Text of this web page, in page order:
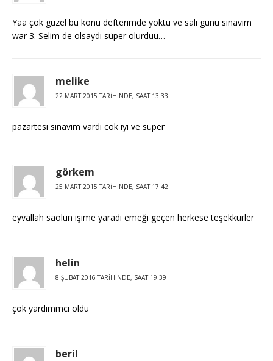
Yaa çok güzel bu konu defterimde yoktu ve salı günü sınavım
war 3. Selim de olsaydı süper olurduu…
melike
22 MART 2015 TARIHINDE, SAAT 13:33
pazartesi sınavım vardı cok iyi ve süper
görkem
25 MART 2015 TARIHINDE, SAAT 17:42
eyvallah saolun işime yaradı emeği geçen herkese teşekkürler
helin
8 ŞUBAT 2016 TARIHINDE, SAAT 19:39
çok yardımmcı oldu
beril